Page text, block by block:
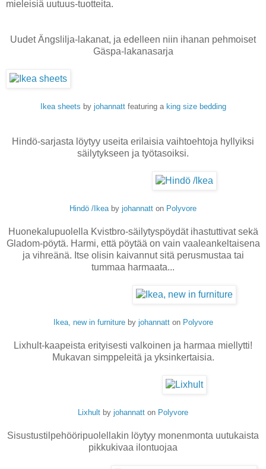
mieleisiä uutuus-tuotteita.
Uudet Ängslilja-lakanat, ja edelleen niin ihanan pehmoiset
Gäspa-lakanasarja
Ikea sheets by johannattfeaturing a king size bedding
Hindö-sarjasta löytyy useita erilaisia vaihtoehtoja hyllyiksi
säilytykseen ja työtasoiksi.
Hindö /Ikeaby johannatt on Polyvore
Huonekalupuolella Kvistbro-säilytyspöydät ihastuttivat sekä
Gladom-pöytä. Harmi, että pöytää on vain vaaleankeltaisena
ja vihreänä. Itse olisin kaivannut sitä perusmustaa tai
tummaa harmaata...
Ikea, new in furnitureby johannatton Polyvore
Lixhult-kaapeista erityisesti valkoinen ja harmaa miellytti!
Mukavan simppeleitä ja yksinkertaisia.
Lixhult by johannatt on Polyvore
Sisustustilpehööripuolellakin löytyy monenmonta uutukaista
pikkukivaa ilontuojaa